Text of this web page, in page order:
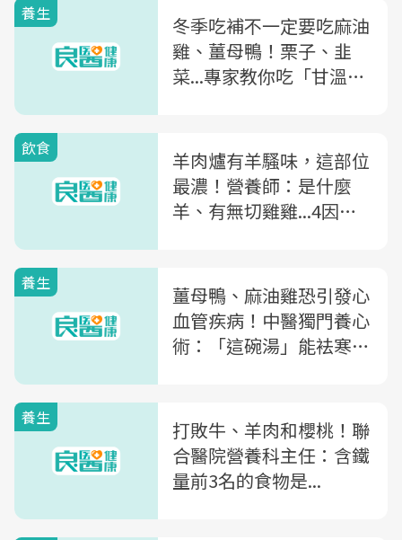
養生
冬季吃補不一定要吃麻油
雞、薑母鴨！栗子、韭
菜...專家教你吃「甘溫食
飲食
羊肉爐有羊騷味，這部位
最濃！營養師：是什麼
羊、有無切雞雞...4因素
養生
薑母鴨、麻油雞恐引發心
血管疾病！中醫獨門養心
術：「這碗湯」能袪寒、
養生
打敗牛、羊肉和櫻桃！聯
合醫院營養科主任：含鐵
量前3名的食物是...